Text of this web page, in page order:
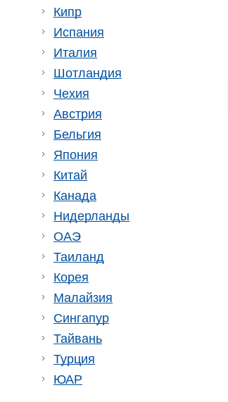
Кипр
Испания
Италия
Шотландия
Чехия
Австрия
Бельгия
Япония
Китай
Канада
Нидерланды
ОАЭ
Таиланд
Корея
Малайзия
Сингапур
Тайвань
Турция
ЮАР